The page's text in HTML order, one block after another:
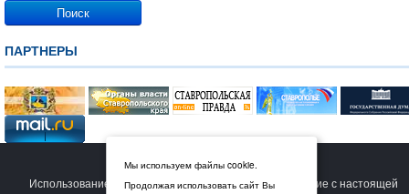
ПАРТНЕРЫ
© 2026 Дума Ставропольского края.
Использование сайта Пользователем означает согласие с настоящей
Мы используем файлы cookie.
Продолжая использовать сайт Вы